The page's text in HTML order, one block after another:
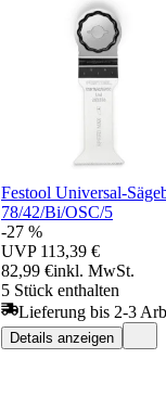
Festool Universal-
78/42/Bi/OSC/5
-27 %
UVP 113,39 €
82,99 €inkl. MwSt.
5 Stück enthalten
Lieferung bis 2-3
Details anzeigen